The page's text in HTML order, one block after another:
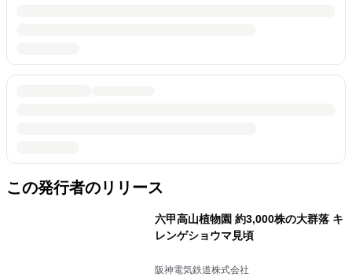
この発行者のリリース
六甲高山植物園 約3,000株の大群落 キ
レンゲショウマ見頃
阪神電気鉄道株式会社